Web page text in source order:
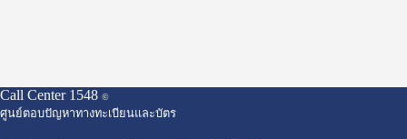
Call Center 1548 ©
ศูนย์ตอบปัญหาทางทะเบียนและบัตร